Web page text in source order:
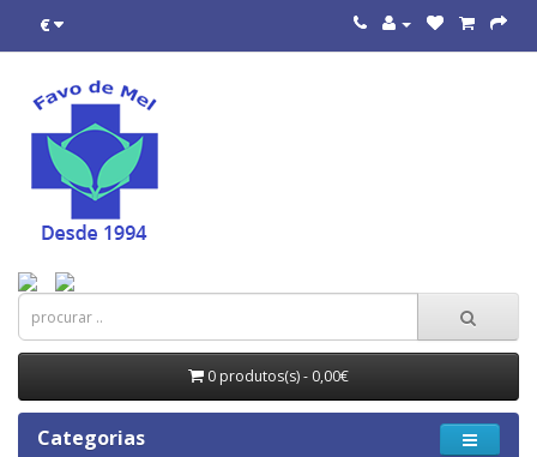
€
0 produtos(s) - 0,00€
Categorias